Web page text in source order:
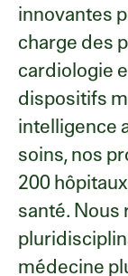
innovantes
charge des
cardiologie
dispositifs
intelligence
soins, nos
200
santé. Nous
médecine